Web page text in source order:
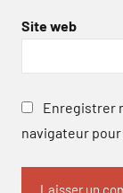
Site web
Enregistrer
navigateur